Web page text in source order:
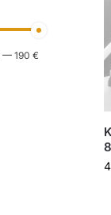
— 190 €